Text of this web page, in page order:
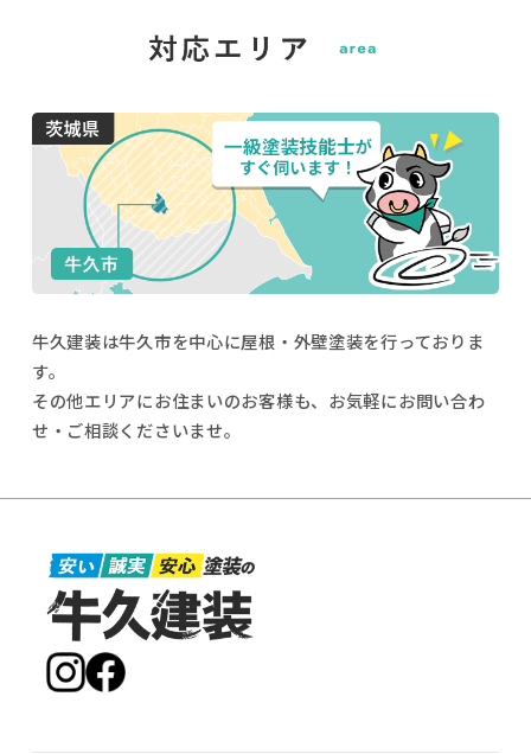
牛久建装は牛久市を中心に屋根・外壁塗装を行っておりま
す。
その他エリアにお住まいのお客様も、お気軽にお問い合わ
せ・ご相談くださいませ。